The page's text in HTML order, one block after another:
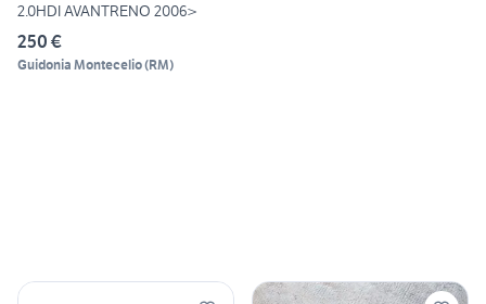
2.0HDI AVANTRENO 2006>
250 €
Guidonia Montecelio(RM)